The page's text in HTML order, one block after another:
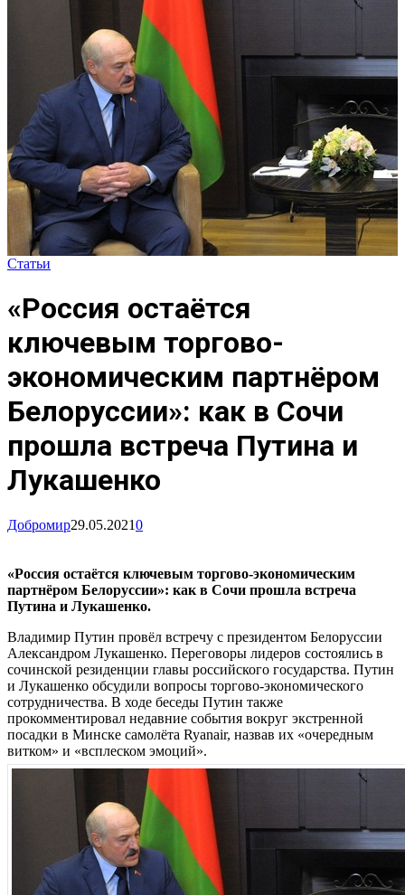
Статьи
«Россия остаётся
ключевым торгово-
экономическим партнёром
Белоруссии»: как в Сочи
прошла встреча Путина и
Лукашенко
Добромир29.05.20210
«Россия остаётся ключевым торгово-экономическим
партнёром Белоруссии»: как в Сочи прошла встреча
Путина и Лукашенко.
Владимир Путин провёл встречу с президентом Белоруссии
Александром Лукашенко. Переговоры лидеров состоялись в
сочинской резиденции главы российского государства. Путин
и Лукашенко обсудили вопросы торгово-экономического
сотрудничества. В ходе беседы Путин также
прокомментировал недавние события вокруг экстренной
посадки в Минске самолёта Ryanair, назвав их «очередным
витком» и «всплеском эмоций».